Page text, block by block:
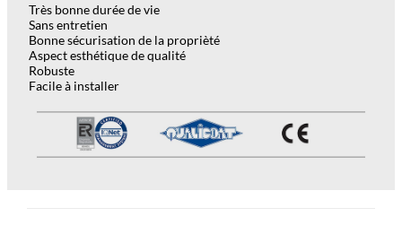
Très bonne durée de vie
Sans entretien
Bonne sécurisation de la proprièté
Aspect esthétique de qualité
Robuste
Facile à installer